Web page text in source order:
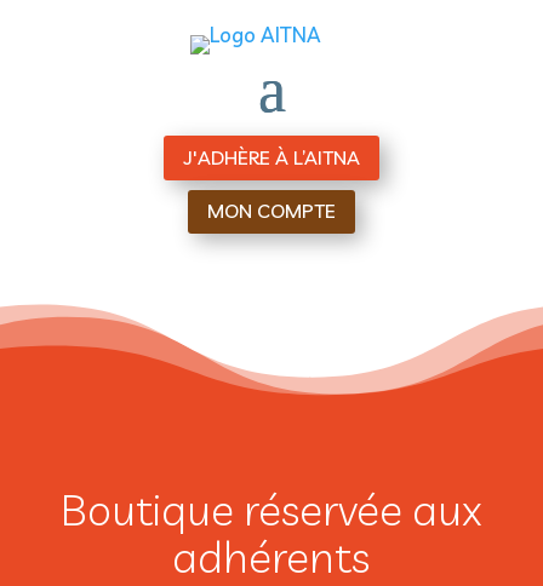
J'ADHÈRE À L’AITNA
MON COMPTE
Boutique réservée aux
adhérents